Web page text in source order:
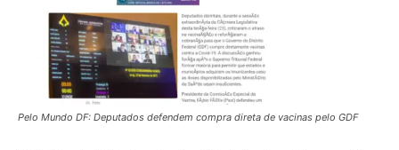
Pelo Mundo DF: Deputados defendem compra direta de vacinas pelo GDF